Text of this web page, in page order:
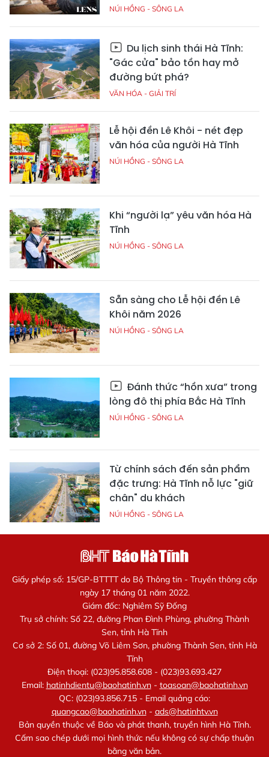
NÚI HỒNG - SÔNG LA
Du lịch sinh thái Hà Tĩnh:
"Gác cửa" bảo tồn hay mở
đường bứt phá?
VĂN HÓA - GIẢI TRÍ
Lễ hội đền Lê Khôi - nét đẹp
văn hóa của người Hà Tĩnh
NÚI HỒNG - SÔNG LA
Khi “người lạ” yêu văn hóa Hà
Tĩnh
NÚI HỒNG - SÔNG LA
Sẵn sàng cho Lễ hội đền Lê
Khôi năm 2026
NÚI HỒNG - SÔNG LA
Đánh thức “hồn xưa” trong
lòng đô thị phía Bắc Hà Tĩnh
NÚI HỒNG - SÔNG LA
Từ chính sách đến sản phẩm
đặc trưng: Hà Tĩnh nỗ lực "giữ
chân" du khách
NÚI HỒNG - SÔNG LA
Giấy phép số: 15/GP-BTTTT do Bộ Thông tin - Truyền thông cấp
ngày 17 tháng 01 năm 2022.
Giám đốc: Nghiêm Sỹ Đống
Trụ sở chính: Số 22, đường Phan Đình Phùng, phường Thành
Sen, tỉnh Hà Tĩnh
Cơ sở 2: Số 01, đường Võ Liêm Sơn, phường Thành Sen, tỉnh Hà
Tĩnh
Điện thoại: (023)95.858.608 - (023)93.693.427
Email: hatinhdientu@baohatinh.vn- toasoan@baohatinh.vn
QC: (023)93.856.715 - Email quảng cáo:
quangcao@baohatinh.vn- ads@hatinhtv.vn
Bản quyền thuộc về Báo và phát thanh, truyền hình Hà Tĩnh.
Cấm sao chép dưới mọi hình thức nếu không có sự chấp thuận
bằng văn bản.